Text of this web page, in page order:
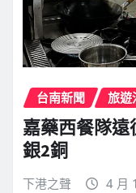
台南新聞 旅遊
嘉藥西餐隊遠
銀2銅
下港之聲 4 月